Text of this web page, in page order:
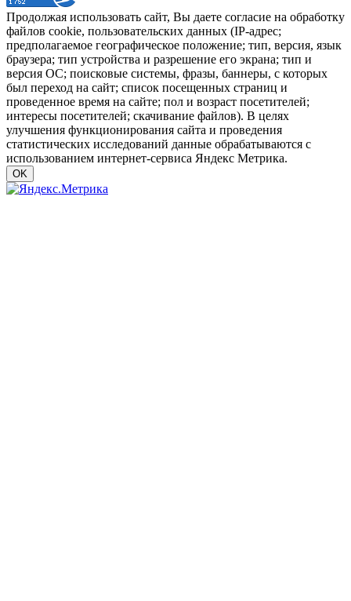
Продолжая использовать сайт, Вы даете согласие на обработку
файлов cookie, пользовательских данных (IP-адрес;
предполагаемое географическое положение; тип, версия, язык
браузера; тип устройства и разрешение его экрана; тип и
версия ОС; поисковые системы, фразы, баннеры, с которых
был переход на сайт; список посещенных страниц и
проведенное время на сайте; пол и возраст посетителей;
интересы посетителей; скачивание файлов). В целях
улучшения функционирования сайта и проведения
статистических исследований данные обрабатываются с
использованием интернет-сервиса Яндекс Метрика.
OK